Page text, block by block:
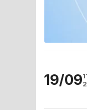
19/09